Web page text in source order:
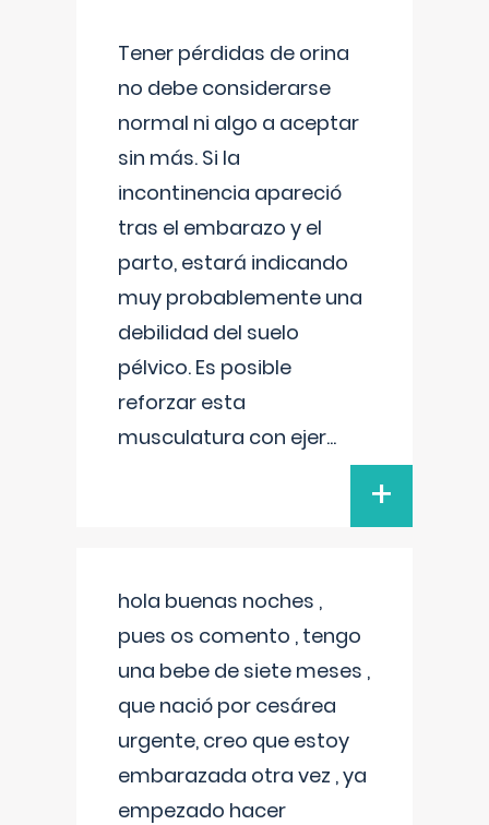
Tener pérdidas de orina
no debe considerarse
normal ni algo a aceptar
sin más. Si la
incontinencia apareció
tras el embarazo y el
parto, estará indicando
muy probablemente una
debilidad del suelo
pélvico. Es posible
reforzar esta
musculatura con ejer...
+
hola buenas noches ,
pues os comento , tengo
una bebe de siete meses ,
que nació por cesárea
urgente, creo que estoy
embarazada otra vez , ya
empezado hacer